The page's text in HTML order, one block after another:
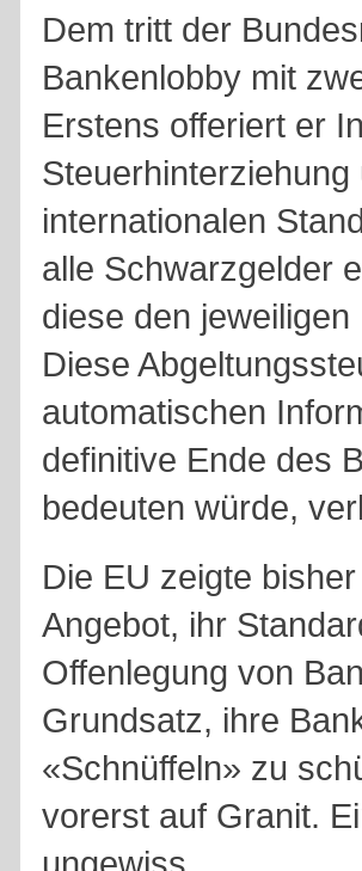
Dem tritt der
Bankenlobby mit
Erstens offeriert er
internationalen
alle Schwarzgelder
diese den
Diese
automatischen
definitive Ende des
bedeuten würde,
Die EU zeigte
Angebot, ihr
Offenlegung von
Grundsatz, ihre
«Schnüffeln» zu
vorerst auf Granit.